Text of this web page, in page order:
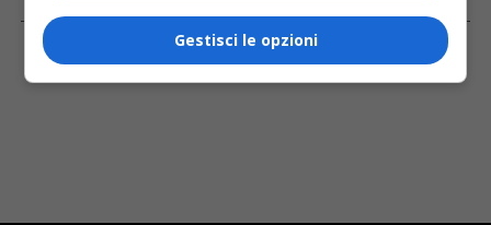
Facebook
Gestisci le opzioni